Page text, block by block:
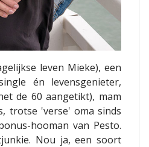
leven Mieke), een
én levensgenieter,
de 60 aangetikt), mam
trotse 'verse' oma sinds
hooman van Pesto.
Nou ja, een soort